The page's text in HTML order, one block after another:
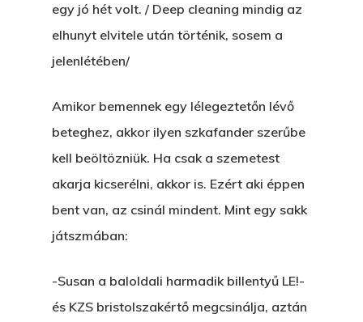
egy jó hét volt. / Deep cleaning mindig az
elhunyt elvitele után történik, sosem a
jelenlétében/
Amikor bemennek egy lélegeztetőn lévő
beteghez, akkor ilyen szkafander szerűbe
kell beöltözniük. Ha csak a szemetest
akarja kicserélni, akkor is. Ezért aki éppen
bent van, az csinál mindent. Mint egy sakk
játszmában:
-Susan a baloldali harmadik billentyű LE!-
és KZS bristolszakértő megcsinálja, aztán